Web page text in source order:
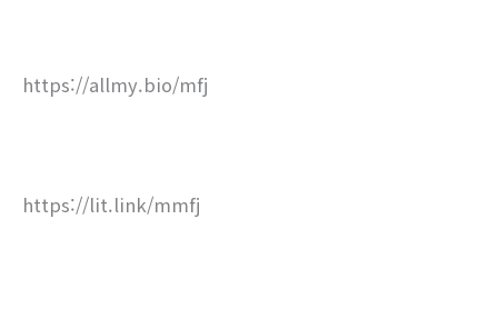
https://allmy.bio/mfj
https://lit.link/mmfj